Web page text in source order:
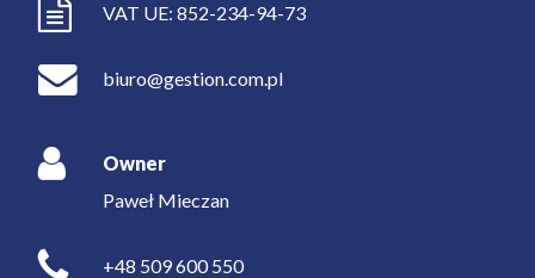
VAT UE: 852-234-94-73
biuro@gestion.com.pl
Owner
Paweł Mieczan
+48 509 600 550